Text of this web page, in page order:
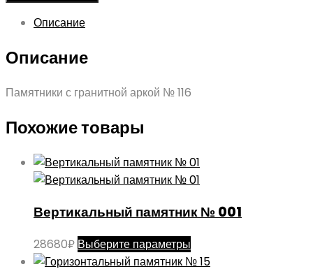
Описание
Описание
Памятники с гранитной аркой № 116
Похожие товары
Вертикальный памятник № 001
28680₽ Выберите параметры
товар